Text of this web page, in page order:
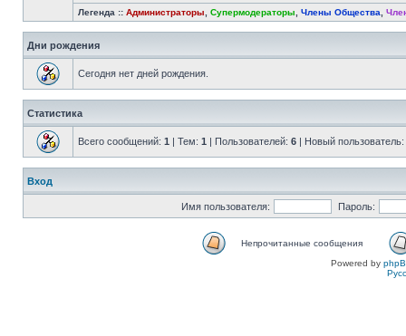
Легенда :: Администраторы Супермодераторы Члены Общества
Дни рождения
Сегодня нет дней рождения.
Статистика
Всего сообщений: 1 | Тем: 1 | Пользователей: 6 | Новый пользователь:
Вход
Имя пользователя: Пароль:
Непрочитанные сообщения
Powered by